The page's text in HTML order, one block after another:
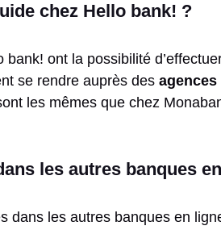
chez Hello bank! ?
ont la possibilité
se rendre auprès des agences
les mêmes que chez
les autres banques
dans les autres banques en